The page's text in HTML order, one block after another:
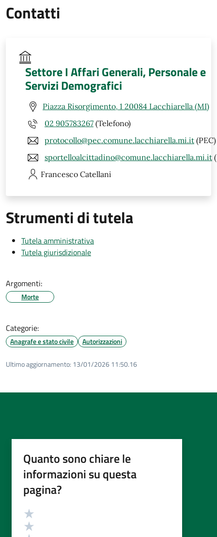
Contatti
Settore I Affari Generali, Personale e
Servizi Demografici
Piazza Risorgimento, 1 20084 Lacchiarella (MI)
02 905783267 (Telefono)
protocollo@pec.comune.lacchiarella.mi.it (PEC)
sportelloalcittadino@comune.lacchiarella.mi.it
Francesco Catellani
Strumenti di tutela
Tutela amministrativa
Tutela giurisdizionale
Argomenti:
Morte
Categorie:
Anagrafe e stato civile Autorizzazioni
Ultimo aggiornamento: 13/01/2026 11:50.16
Quanto sono chiare le
informazioni su questa
pagina?
Valutazione